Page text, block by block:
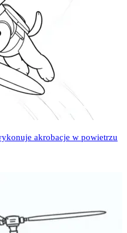
akrobacje w powietrzu